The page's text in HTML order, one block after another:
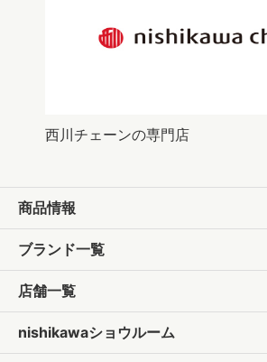
西川チェーンの専門店
商品情報
ブランド一覧
店舗一覧
nishikawaショウルーム